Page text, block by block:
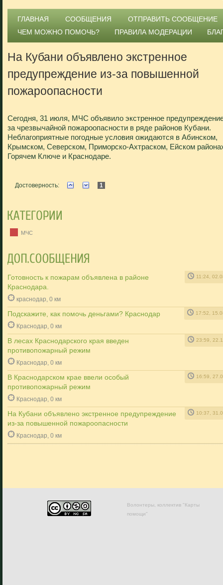
ГЛАВНАЯ СООБЩЕНИЯ
ОТПРАВИТЬ СООБЩЕНИЕ
ЧЕМ МОЖНО ПОМОЧЬ?
ПРАВИЛА МОДЕРАЦИИ
На Кубани объявлено экстренное
предупреждение из-за повышенной
пожароопасности
Сегодня, 31 июля, МЧС объявило экстренное
за чрезвычайной пожароопасности в ряде районов Кубани.
Неблагоприятные погодные условия ожидаются в Абинском,
Крымском, Северском, Приморско-Ахтраском, Ейском
Горячем Ключе и Краснодаре.
Достоверность: 1
МЧС
Готовность к пожарам объявлена в районе
Краснодара.
11:24,
краснодар, 0 км
Подскажите, как помочь деньгами? Краснодар 17:52,
Краснодар, 0 км
В лесах Краснодарского края введен
противопожарный режим
23:59,
Краснодар, 0 км
В Краснодарском крае ввели особый
противопожарный режим
16:59,
Краснодар, 0 км
На Кубани объявлено экстренное предупреждение
из-за повышенной пожароопасности
10:37,
Краснодар, 0 км
Волонтеры, коллектив "Карты
помощи"